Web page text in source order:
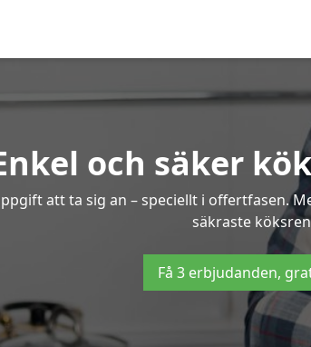
och säker
att ta sig an – speciellt i offertfasen.
säkraste
Få 3 erbjudanden,